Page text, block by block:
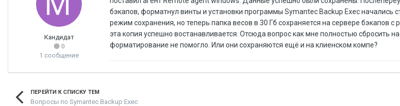
Кандидат
0
1 сообщение
бэкапов, форматнул винты и установки программы Symantec Backup Exec начались
режим сохранения, но теперь папка весов в 30 Гб сохраняется на сервере бэкапов
эта копия успешно востанавливается. Отсюда вопрос как мне полностью сбросить
форматирование не помогло. Или они сохраняются ещё и на клиенском компе?
ПЕРЕЙТИ К СПИСКУ ТЕМ
Вопросы по Symantec Backup Exec